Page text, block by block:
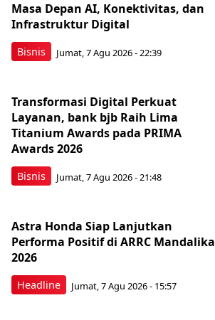
Bisnis
Masa Depan AI, Konektivitas, dan
Infrastruktur Digital
Jumat, 7 Agu 2026 - 22:39
Bisnis
Transformasi Digital Perkuat
Layanan, bank bjb Raih Lima
Titanium Awards pada PRIMA
Awards 2026
Jumat, 7 Agu 2026 - 21:48
Headline
Astra Honda Siap Lanjutkan
Performa Positif di ARRC Mandalika
2026
Jumat, 7 Agu 2026 - 15:57